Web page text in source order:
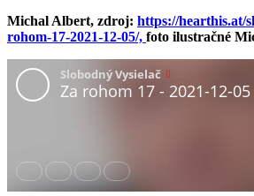
Michal Albert, zdroj: https://hearthis.at/
rohom-17-2021-12-05/, foto ilustračné